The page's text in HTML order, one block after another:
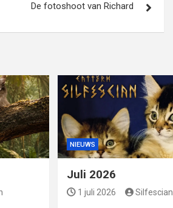
De fotoshoot van Richard
NIEUWS
Juli 2026
1 juli 2026 Silfescian